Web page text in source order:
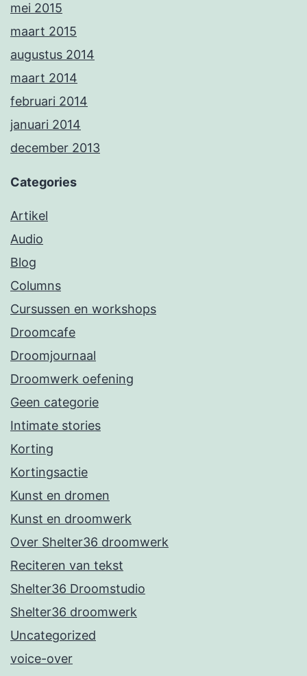
mei 2015
maart 2015
augustus 2014
maart 2014
februari 2014
januari 2014
december 2013
Categories
Artikel
Audio
Blog
Columns
Cursussen en workshops
Droomcafe
Droomjournaal
Droomwerk oefening
Geen categorie
Intimate stories
Korting
Kortingsactie
Kunst en dromen
Kunst en droomwerk
Over Shelter36 droomwerk
Reciteren van tekst
Shelter36 Droomstudio
Shelter36 droomwerk
Uncategorized
voice-over